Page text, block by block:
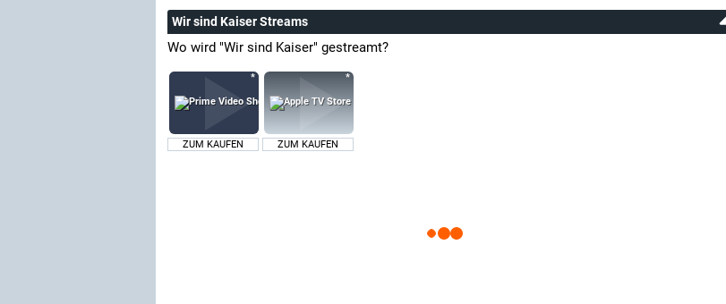
Wir sind Kaiser Streams
Wo wird "Wir sind Kaiser" gestreamt?
ZUM KAUFEN ZUM KAUFEN